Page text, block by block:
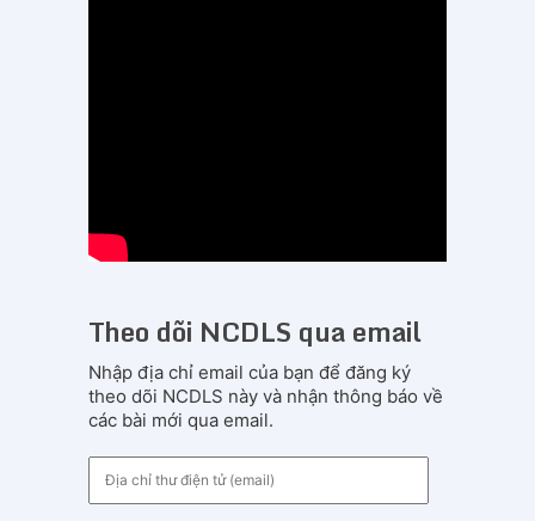
Theo dõi NCDLS qua email
Nhập địa chỉ email của bạn để đăng ký
theo dõi NCDLS này và nhận thông báo về
các bài mới qua email.
chỉ